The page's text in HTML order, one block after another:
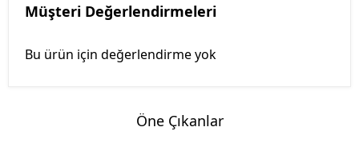
Müşteri Değerlendirmeleri
Bu ürün için değerlendirme yok
Öne Çıkanlar